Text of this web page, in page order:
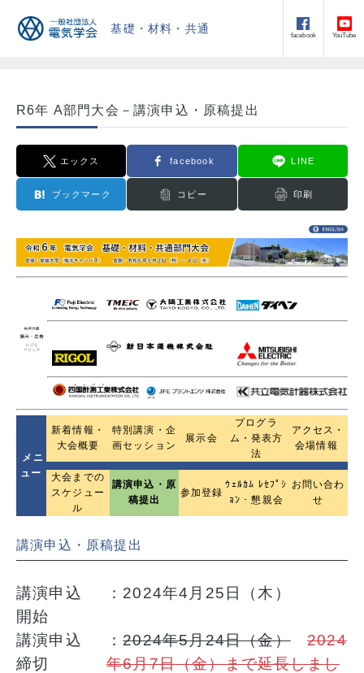
基礎・材料・共通
facebook YouTube
R6年 A部門大会－講演申込・原稿提出
エックス facebook LINE
ブックマーク コピー 印刷
メニ
ュー
新着情報・
大会概要
特別講演・企
画セッション
展示会
プログラ
ム・発表方
法
アクセス・
会場情報
大会までの
スケジュー
ル
講演申込・原
稿提出
参加登録
ｳｪﾙｶﾑ ﾚｾﾌﾟｼ
ｮﾝ・懇親会
お問い合わ
せ
講演申込・原稿提出
講演申込
開始
：2024年4月25日（木）
講演申込
締切
：2024年5月24日（金）
2024
年6月7日（金）まで延長しまし